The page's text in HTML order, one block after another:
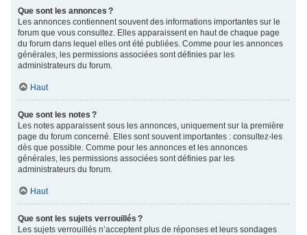
Que sont les annonces ?
Les annonces contiennent souvent des informations importantes sur le
forum que vous consultez. Elles apparaissent en haut de chaque page
du forum dans lequel elles ont été publiées. Comme pour les annonces
générales, les permissions associées sont définies par les
administrateurs du forum.
Haut
Que sont les notes ?
Les notes apparaissent sous les annonces, uniquement sur la première
page du forum concerné. Elles sont souvent importantes : consultez-les
dès que possible. Comme pour les annonces et les annonces
générales, les permissions associées sont définies par les
administrateurs du forum.
Haut
Que sont les sujets verrouillés ?
Les sujets verrouillés n’acceptent plus de réponses et leurs sondages